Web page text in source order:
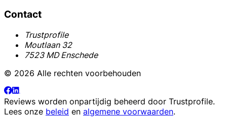
Contact
Trustprofile
Moutlaan 32
7523 MD Enschede
© 2026 Alle rechten voorbehouden
Reviews worden onpartijdig beheerd door Trustprofile.
Lees onze beleid en algemene voorwaarden.